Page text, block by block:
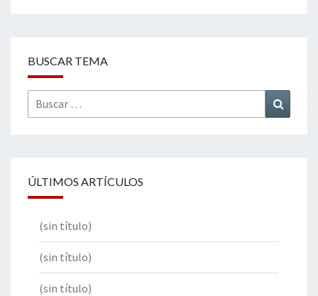
BUSCAR TEMA
Buscar
por:
ÚLTIMOS ARTÍCULOS
(sin título)
(sin título)
(sin título)